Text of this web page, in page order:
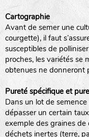
SATIVA
rheinau.ch
SEMAILLES (SEM)
Cartographie
Avant de semer une
courgette), il faut
susceptibles de
proches, les variétés se
obtenues ne donneront
Pureté spécifique et
Dans un lot de
dépasser un certain
exemple des graines
déchets inertes (terre,